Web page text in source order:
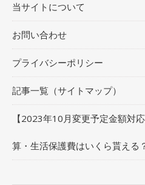
当サイトについて
お問い合わせ
プライバシーポリシー
記事一覧（サイトマップ）
【2023年10月変更予定金額対
算・生活保護費はいくら貰える